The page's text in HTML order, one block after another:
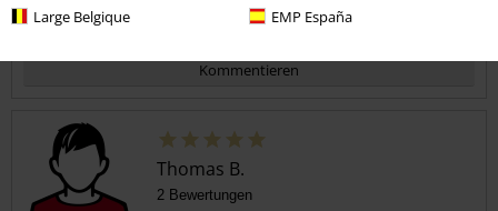
Large Belgique EMP España
Kommentieren
Thomas B.
2 Bewertungen